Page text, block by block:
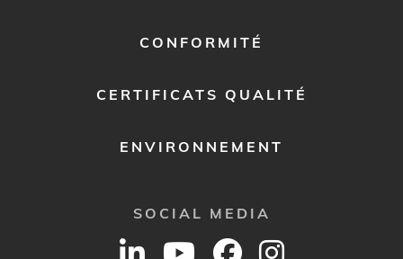
CONFORMITÉ
CERTIFICATS QUALITÉ
ENVIRONNEMENT
SOCIAL MEDIA